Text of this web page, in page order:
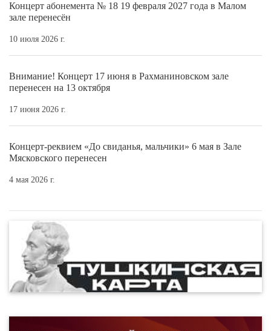
Концерт абонемента № 18 19 февраля 2027 года в Малом
зале перенесён
10 июля 2026 г.
Внимание! Концерт 17 июня в Рахманиновском зале
перенесен на 13 октября
17 июня 2026 г.
Концерт-реквием «До свиданья, мальчики» 6 мая в Зале
Мясковского перенесен
4 мая 2026 г.